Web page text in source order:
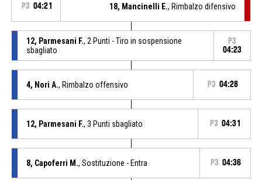
P3 04:21 18, Mancinelli E., Rimbalzo difensivo
12, Parmesani F., 2 Punti - Tiro in sospensione
sbagliato
P3
04:23
4, Nori A., Rimbalzo offensivo P3 04:28
12, Parmesani F., 3 Punti sbagliato P3 04:31
8, Capoferri M., Sostituzione - Entra P3 04:36